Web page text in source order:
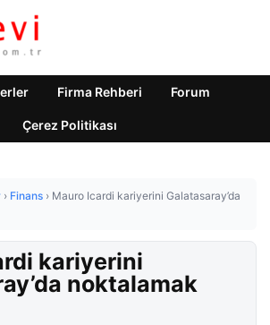
Firma Rehberi Forum
Çerez Politikası
› Finans › Mauro Icardi kariyerini Galatasaray’da
kariyerini
noktalamak